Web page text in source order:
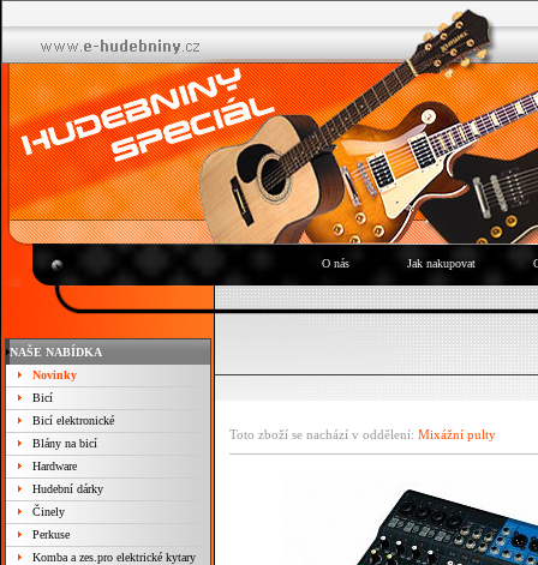
O nás Jak nakupovat
NAŠE NABÍDKA
Novinky
Bicí
Bicí elektronické
Blány na bicí
Hardware
Hudební dárky
Činely
Perkuse
Komba a zes.pro elektrické kytary
Toto zboží se nachází v oddělení: Mixážní pulty